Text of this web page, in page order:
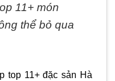
11+ món
thể bỏ qua
top 11+ đặc sản Hà